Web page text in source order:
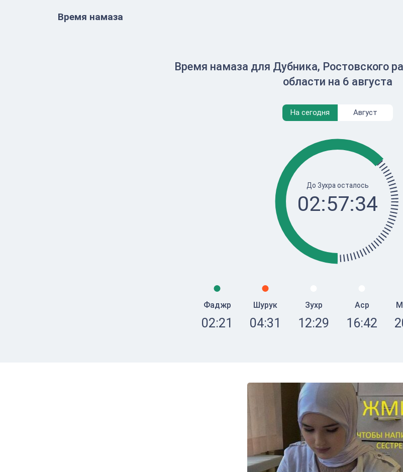
Время намаза
Время намаза для Дубника, Ростовского
области на 6 августа
На сегодня Август
До Зухра осталось
02:57:34
Фаджр
02:21
Шурук
04:31
Зухр
12:29
Аср
16:42